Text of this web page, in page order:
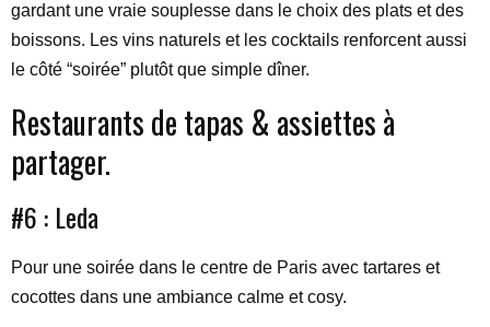
gardant une vraie souplesse dans le choix des plats et des
boissons. Les vins naturels et les cocktails renforcent aussi
le côté “soirée” plutôt que simple dîner.
Restaurants de tapas & assiettes à
partager.
#6 : Leda
Pour une soirée dans le centre de Paris avec tartares et
cocottes dans une ambiance calme et cosy.